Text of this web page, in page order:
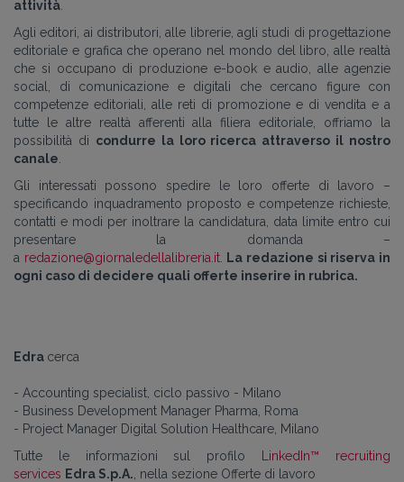
attività
Agli editori, ai distributori, alle librerie, agli studi di progettazione
editoriale e grafica che operano nel mondo del libro, alle realtà
che si occupano di produzione e-book e audio, alle agenzie
social, di comunicazione e digitali che cercano figure con
competenze editoriali, alle reti di promozione e di vendita e a
tutte le altre realtà afferenti alla filiera editoriale, offriamo la
possibilità di condurre la loro ricerca attraverso il nostro
canale
Gli interessati possono spedire le loro offerte di lavoro –
specificando inquadramento proposto e competenze richieste,
contatti e modi per inoltrare la candidatura, data limite entro cui
presentare la domanda –
a redazione@giornaledellalibreria.it.
La redazione si riserva in
ogni caso di decidere quali offerte inserire in rubrica.
Edra cerca
- Accounting specialist, ciclo passivo - Milano
- Business Development Manager Pharma, Roma
- Project Manager Digital Solution Healthcare, Milano
Tutte le informazioni sul profilo
LinkedIn™ recruiting
services Edra S.p.A. , nella sezione Offerte di lavoro